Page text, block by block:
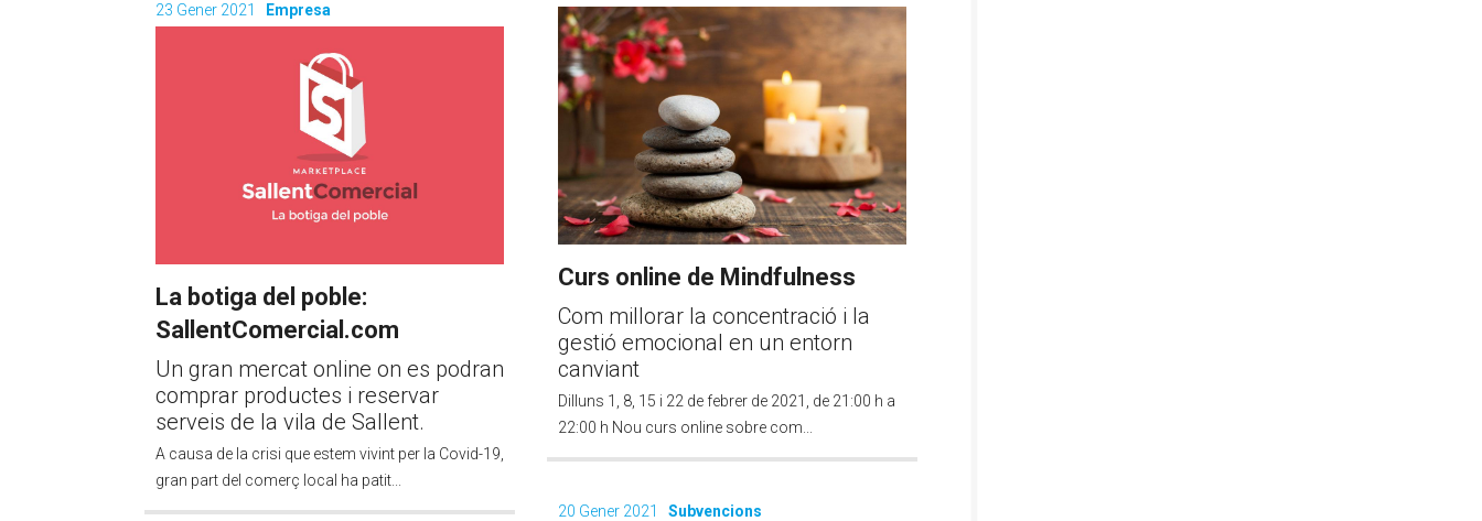
Curs online de Mindfulness
Com millorar la concentració i la
gestió emocional en un entorn
canviant
Dilluns 1, 8, 15 i 22 de febrer de 2021, de 21:00 h a
22:00 h Nou curs online sobre com...
23 Gener 2021 Empresa
La botiga del poble:
SallentComercial.com
Un gran mercat online on es podran
comprar productes i reservar
serveis de la vila de Sallent.
A causa de la crisi que estem vivint per la Covid-19,
gran part del comerç local ha patit...
20 Gener 2021
Subvencions